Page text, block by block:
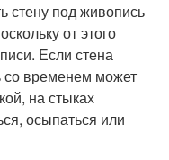
стену под живопись
от этого
Если стена
со временем может
на стыках
осыпаться или